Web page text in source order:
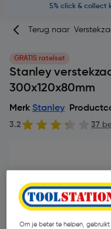
5% click & collect
Terug naar
GRATIS ratelset
Stanley
300x120x80mm
Merk Stanley
3.2 37
Om je beter te helpen,